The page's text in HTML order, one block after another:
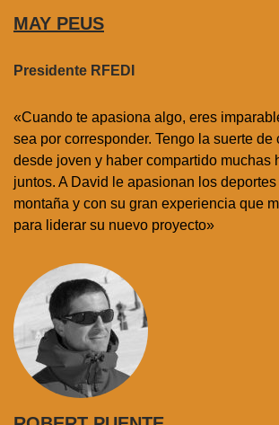
MAY PEUS
Presidente RFEDI
«Cuando te apasiona algo, eres
sea por corresponder. Tengo la suerte de
desde joven y haber compartido muchas
juntos. A David le apasionan los
montaña y con su gran experiencia que
para liderar su nuevo proyecto»